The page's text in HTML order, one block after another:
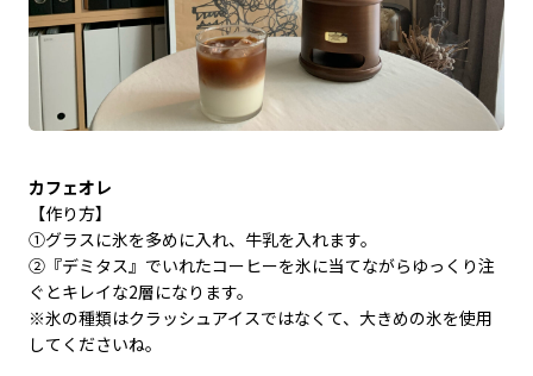
カフェオレ
【作り方】
①グラスに氷を多めに入れ、牛乳を入れます。
②『デミタス』でいれたコーヒーを氷に当てながらゆっくり注
ぐとキレイな2層になります。
※氷の種類はクラッシュアイスではなくて、大きめの氷を使用
してくださいね。